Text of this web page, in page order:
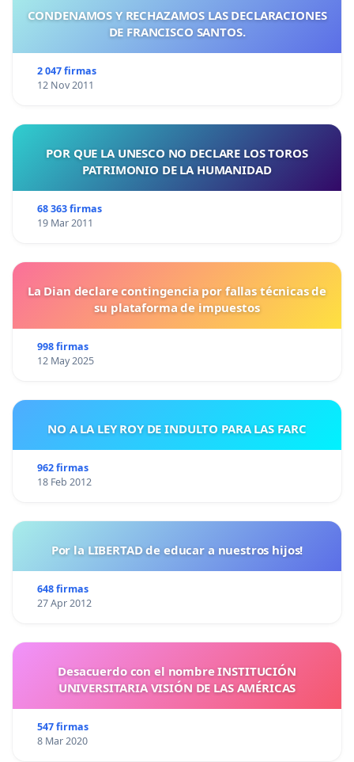
CONDENAMOS Y RECHAZAMOS LAS DECLARACIONES
DE FRANCISCO SANTOS.
2 047 firmas
12 Nov 2011
POR QUE LA UNESCO NO DECLARE LOS TOROS
PATRIMONIO DE LA HUMANIDAD
68 363 firmas
19 Mar 2011
La Dian declare contingencia por fallas técnicas de
su plataforma de impuestos
998 firmas
12 May 2025
NO A LA LEY ROY DE INDULTO PARA LAS FARC
962 firmas
18 Feb 2012
Por la LIBERTAD de educar a nuestros hijos!
648 firmas
27 Apr 2012
Desacuerdo con el nombre INSTITUCIÓN
UNIVERSITARIA VISIÓN DE LAS AMÉRICAS
547 firmas
8 Mar 2020